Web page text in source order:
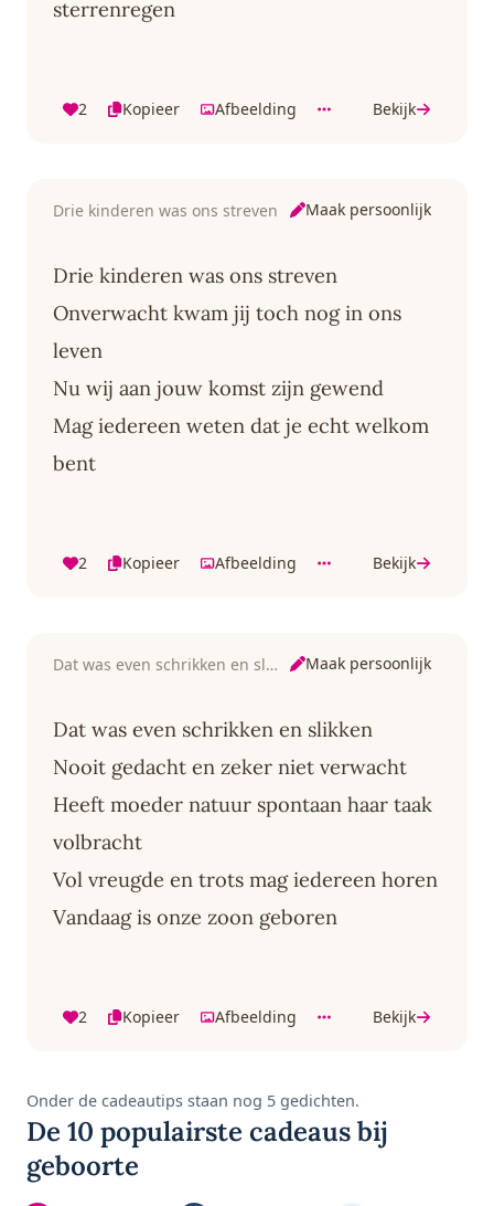
sterrenregen
2 Kopieer Afbeelding Bekijk
Drie kinderen was ons streven Maak persoonlijk
Drie kinderen was ons streven
Onverwacht kwam jij toch nog in ons
leven
Nu wij aan jouw komst zijn gewend
Mag iedereen weten dat je echt welkom
bent
2 Kopieer Afbeelding Bekijk
Dat was even schrikken en slikken Maak persoonlijk
Dat was even schrikken en slikken
Nooit gedacht en zeker niet verwacht
Heeft moeder natuur spontaan haar taak
volbracht
Vol vreugde en trots mag iedereen horen
Vandaag is onze zoon geboren
2 Kopieer Afbeelding Bekijk
Onder de cadeautips staan nog 5 gedichten.
De 10 populairste cadeaus bij
geboorte